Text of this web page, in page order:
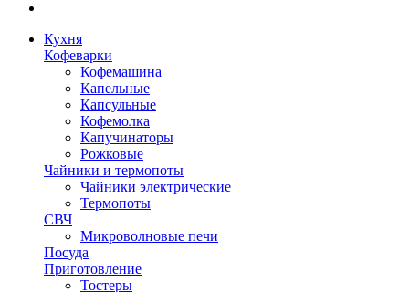
Кухня
Кофеварки
Кофемашина
Капельные
Капсульные
Кофемолка
Капучинаторы
Рожковые
Чайники и термопоты
Чайники электрические
Термопоты
СВЧ
Микроволновые печи
Посуда
Приготовление
Тостеры